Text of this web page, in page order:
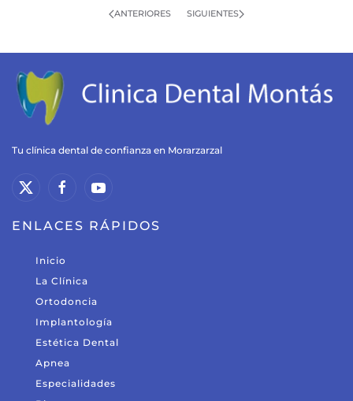
ANTERIORES SIGUIENTES
Tu clínica dental de confianza en Morarzarzal
ENLACES RÁPIDOS
Inicio
La Clínica
Ortodoncia
Implantología
Estética Dental
Apnea
Especialidades